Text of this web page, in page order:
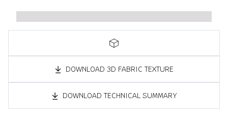
DOWNLOAD 3D FABRIC TEXTURE
DOWNLOAD TECHNICAL SUMMARY